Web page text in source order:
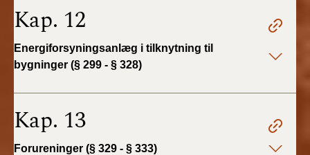
Kap. 12
Energiforsyningsanlæg i tilknytning til
bygninger (§ 299 - § 328)
Kap. 13
Forureninger (§ 329 - § 333)